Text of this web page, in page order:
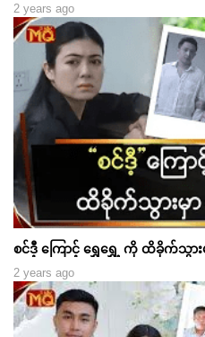
2 years ago
စင်ဒီ့ ကြောင့် ရွှေရွှေ့ ကို ထိခိုက်သွား
2 years ago